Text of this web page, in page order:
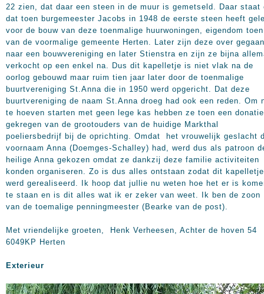
22 zien, dat daar een steen in de muur is gemetseld. Daar staat
dat toen burgemeester Jacobs in 1948 de eerste steen heeft
voor de bouw van deze toenmalige huurwoningen, eigendom toen
van de voormalige gemeente Herten. Later zijn deze over gegaan
naar een bouwvereniging en later Stienstra en zijn ze bijna
verkocht op een enkel na. Dus dit kapelletje is niet vlak na de
oorlog gebouwd maar ruim tien jaar later door de toenmalige
buurtvereniging St.Anna die in 1950 werd opgericht. Dat deze
buurtvereniging de naam St.Anna droeg had ook een reden. Om
te hoeven starten met geen lege kas hebben ze toen een donatie
gekregen van de grootouders van de huidige Markthal
poeliersbedrijf bij de oprichting. Omdat het vrouwelijk geslacht
voornaam Anna (Doemges-Schalley) had, werd dus als patroon
heilige Anna gekozen omdat ze dankzij deze familie activiteiten
konden organiseren. Zo is dus alles ontstaan zodat dit kapelletje
werd gerealiseerd. Ik hoop dat jullie nu weten hoe het er is
te staan en is dit alles wat ik er zeker van weet. Ik ben de zoon
van de toemalige penningmeester (Bearke van de post).
Met vriendelijke groeten, Henk Verheesen, Achter de hoven 54
6049KP Herten
Exterieur